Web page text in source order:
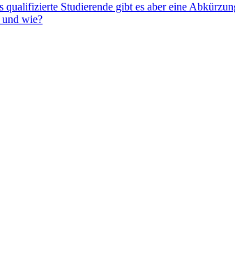
Studierende gibt es aber eine
wie?